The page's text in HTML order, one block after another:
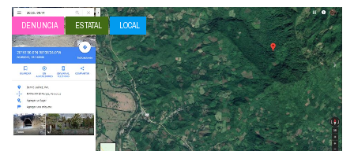
DENUNCIA ESTATAL LOCAL